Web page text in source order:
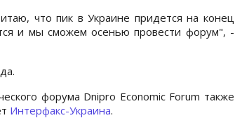
что пик в Украине придется на конец
и мы сможем осенью провести форум", -
форума Dnipro Economic Forum также
Интерфакс-Украина.